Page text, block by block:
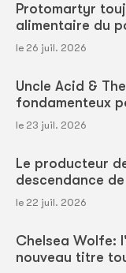
Protomartyr
alimentaire du
le 26 juil. 2026
Uncle Acid &
fondamenteux
le 23 juil. 2026
Le producteur
descendance
le 22 juil. 2026
Chelsea Wolfe:
nouveau titre